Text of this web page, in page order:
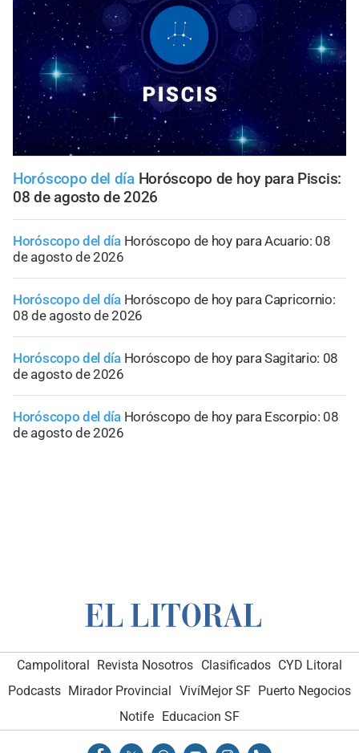
Horóscopo del día Horóscopo de hoy para Piscis:
08 de agosto de 2026
Horóscopo del día Horóscopo de hoy para Acuario: 08
de agosto de 2026
Horóscopo del día Horóscopo de hoy para Capricornio:
08 de agosto de 2026
Horóscopo del día Horóscopo de hoy para Sagitario: 08
de agosto de 2026
Horóscopo del día Horóscopo de hoy para Escorpio: 08
de agosto de 2026
Campolitoral Revista Nosotros Clasificados CYD Litoral
Podcasts Mirador Provincial VivíMejor SF Puerto Negocios
Notife
Educacion SF